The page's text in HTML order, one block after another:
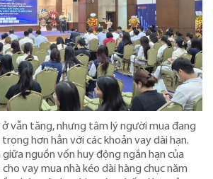
ở vẫn tăng, nhưng tâm lý người mua đang
hơn hẳn với các khoản vay dài hạn.
giữa nguồn vốn huy động ngắn hạn của
vay mua nhà kéo dài hàng chục năm